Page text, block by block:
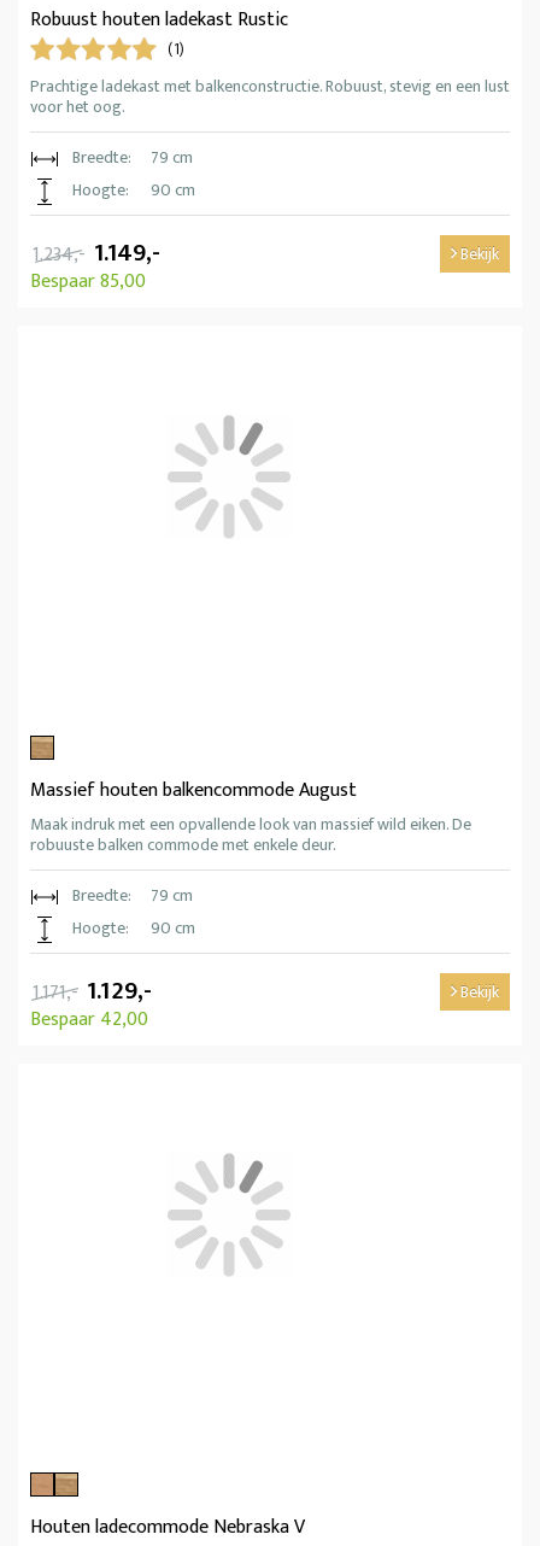
Robuust houten ladekast Rustic
(1)
Prachtige ladekast met balkenconstructie. Robuust, stevig en een lust
voor het oog.
Breedte:
79 cm
Hoogte:
90 cm
1.234,- 1.149,-
Bespaar 85,00
Bekijk
Massief houten balkencommode August
Maak indruk met een opvallende look van massief wild eiken. De
robuuste balken commode met enkele deur.
Breedte:
79 cm
Hoogte:
90 cm
1.171,- 1.129,-
Bespaar 42,00
Bekijk
Houten ladecommode Nebraska V